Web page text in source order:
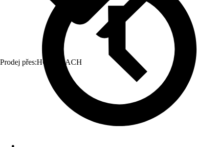
Prodej přes:HORNBACH